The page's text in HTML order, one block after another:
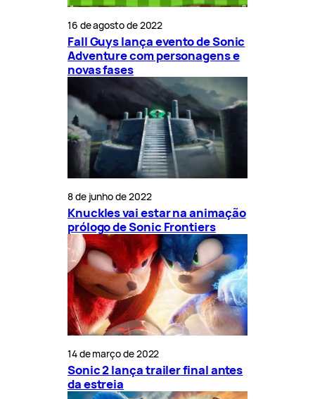
16 de agosto de 2022
Fall Guys lança evento de Sonic
Adventure com personagens e
novas fases
8 de junho de 2022
Knuckles vai estar na animação
prólogo de Sonic Frontiers
14 de março de 2022
Sonic 2 lança trailer final antes
da estreia